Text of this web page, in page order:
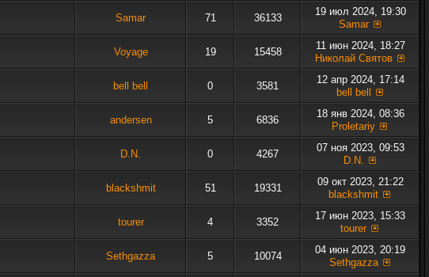
Samar 71 36133
19 июл 2024, 19:30
Samar
Voyage 19 15458
11 июн 2024, 18:27
Николай Святов
bell bell 0 3581
12 апр 2024, 17:14
bell bell
andersen 5 6836
18 янв 2024, 08:36
Proletariy
D.N. 0 4267
07 ноя 2023, 09:53
D.N.
blackshmit 51 19331
09 окт 2023, 21:22
blackshmit
tourer 4 3352
17 июн 2023, 15:33
tourer
Sethgazza 5 10074
04 июн 2023, 20:19
Sethgazza